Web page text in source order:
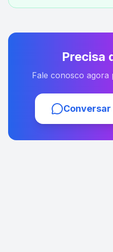
Precisa
Fale conosco agora
Conversar